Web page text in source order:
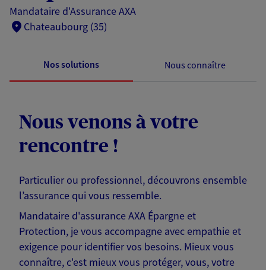
Mandataire d'Assurance AXA
Chateaubourg (35)
Nos solutions Nous connaître
Nous venons à votre
rencontre !
Particulier ou professionnel, découvrons ensemble
l’assurance qui vous ressemble.
Mandataire d'assurance AXA Épargne et
Protection, je vous accompagne avec empathie et
exigence pour identifier vos besoins. Mieux vous
connaître, c'est mieux vous protéger, vous, votre